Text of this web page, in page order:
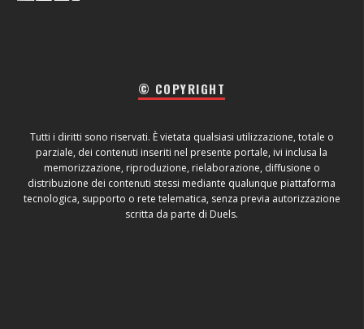
© COPYRIGHT
Tutti i diritti sono riservati. È vietata qualsiasi utilizzazione, totale o
parziale, dei contenuti inseriti nel presente portale, ivi inclusa la
memorizzazione, riproduzione, rielaborazione, diffusione o
distribuzione dei contenuti stessi mediante qualunque piattaforma
tecnologica, supporto o rete telematica, senza previa autorizzazione
scritta da parte di Duels.